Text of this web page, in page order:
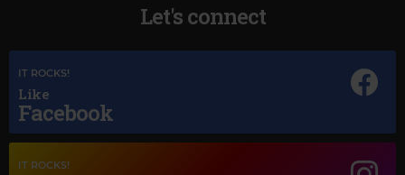
Let's connect
IT ROCKS!
Like
Facebook
IT ROCKS!